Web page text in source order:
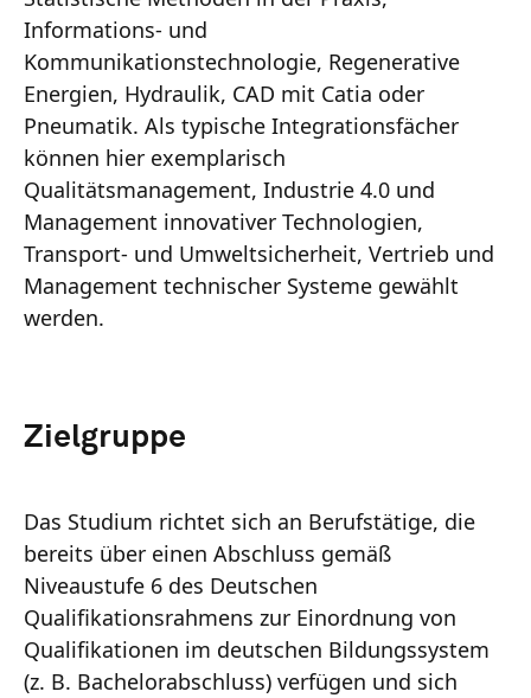
Informations- und
Kommunikationstechnologie, Regenerative
Energien, Hydraulik, CAD mit Catia oder
Pneumatik. Als typische Integrationsfächer
können hier exemplarisch
Qualitätsmanagement, Industrie 4.0 und
Management innovativer Technologien,
Transport- und Umweltsicherheit, Vertrieb und
Management technischer Systeme gewählt
werden.
Zielgruppe
Das Studium richtet sich an Berufstätige, die
bereits über einen Abschluss gemäß
Niveaustufe 6 des Deutschen
Qualifikationsrahmens zur Einordnung von
Qualifikationen im deutschen Bildungssystem
(z. B. Bachelorabschluss) verfügen und sich